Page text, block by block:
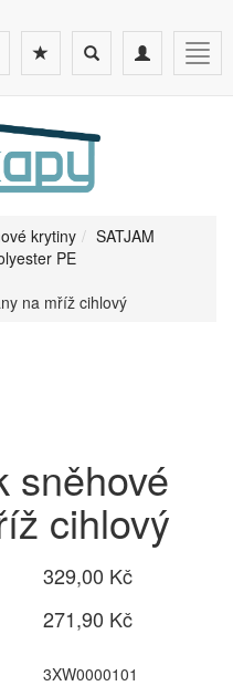
Toggle
navigation
Toggle
search
krytiny
SATJAM
PE
na mříž cihlový
sněhové
cihlový
329,00 Kč
271,90 Kč
3XW0000101